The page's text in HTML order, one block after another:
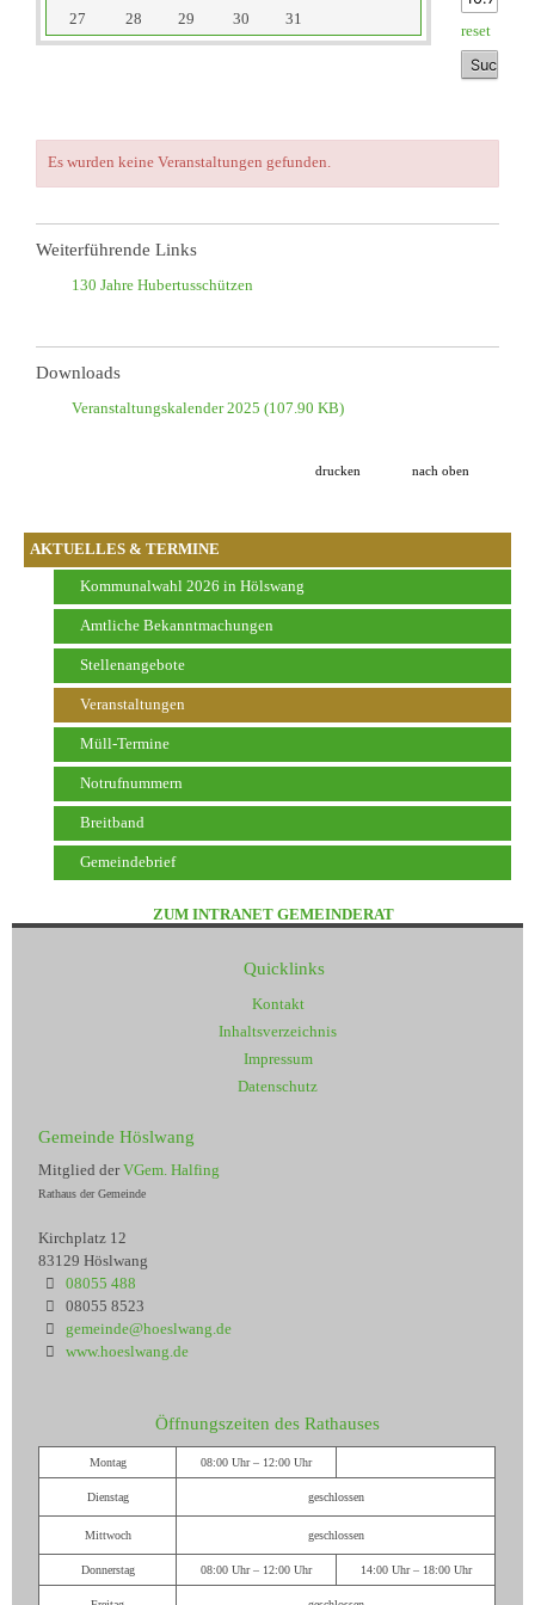
AKTUELLES & TERMINE
Kommunalwahl 2026 in Hölswang
Amtliche Bekanntmachungen
Stellenangebote
Veranstaltungen
Müll-Termine
Notrufnummern
Breitband
Gemeindebrief
27
28 29 30 31
reset
Es wurden keine Veranstaltungen gefunden.
Weiterführende Links
130 Jahre Hubertusschützen
Downloads
Veranstaltungskalender 2025 (107.90 KB)
drucken nach oben
ZUM INTRANET GEMEINDERAT
Quicklinks
Kontakt
Inhaltsverzeichnis
Impressum
Datenschutz
Gemeinde Höslwang
Mitglied derVGem. Halfing
Rathaus der Gemeinde
Kirchplatz 12
83129 Höslwang
08055 488
08055 8523
gemeinde@hoeslwang.de
www.hoeslwang.de
Öffnungszeiten des Rathauses
Montag 08:00 Uhr – 12:00 Uhr
Dienstag geschlossen
Mittwoch geschlossen
Donnerstag 08:00 Uhr – 12:00 Uhr 14:00 Uhr – 18:00 Uhr